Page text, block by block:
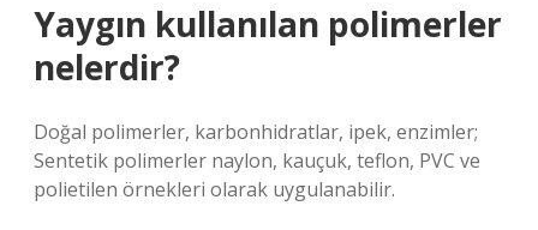
Yaygın kullanılan polimerler
nelerdir?
Doğal polimerler, karbonhidratlar, ipek, enzimler;
Sentetik polimerler naylon, kauçuk, teflon, PVC ve
polietilen örnekleri olarak uygulanabilir.